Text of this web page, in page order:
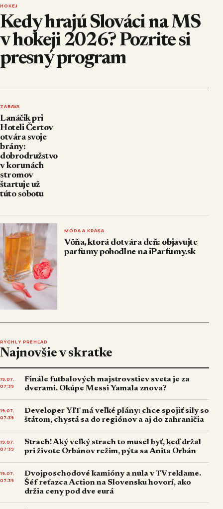
HOKEJ
Kedy hrajú Slováci na MS
v hokeji 2026? Pozrite si
presný program
ZÁBAVA
Lanáčik pri
Hoteli Čertov
otvára svoje
brány:
dobrodružstvo
v korunách
stromov
štartuje už
túto sobotu
MÓDA A KRÁSA
Vôňa, ktorá dotvára deň: objavujte
parfumy pohodlne na iParfumy.sk
RÝCHLY PREHĽAD
Najnovšie v skratke
19.07.
07:39
Finále futbalových majstrovstiev sveta je za
dverami. Okúpe Messi Yamala znova?
19.07.
07:39
Developer YIT má veľké plány: chce spojiť sily so
štátom, chystá sa do regiónov a aj do zahraničia
19.07.
07:39
Strach! Aký veľký strach to musel byť, keď držal
pri živote Orbánov režim, pýta sa Anita Orbán
19.07.
07:39
Dvojposchodové kamióny a nula v TV reklame.
Šéf reťazca Action na Slovensku hovorí, ako
držia ceny pod dve eurá